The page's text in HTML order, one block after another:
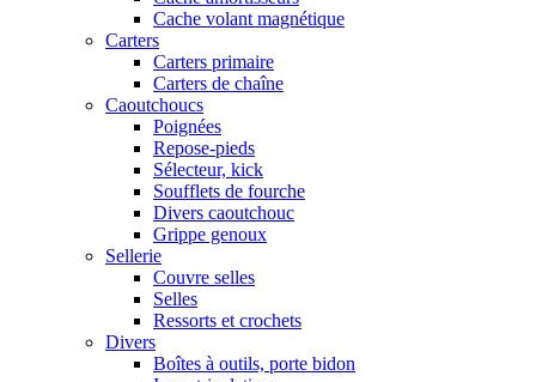
Cache volant magnétique
Carters
Carters primaire
Carters de chaîne
Caoutchoucs
Poignées
Repose-pieds
Sélecteur, kick
Soufflets de fourche
Divers caoutchouc
Grippe genoux
Sellerie
Couvre selles
Selles
Ressorts et crochets
Divers
Boîtes à outils, porte bidon